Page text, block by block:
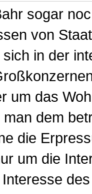
sogar
von
in der
um das
dem
die
um die